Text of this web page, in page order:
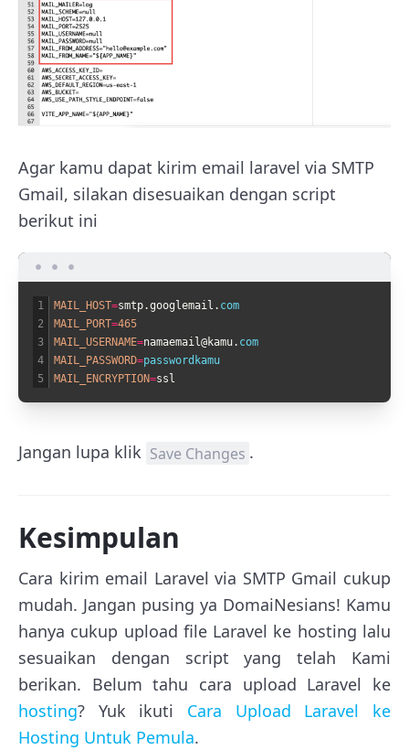
Agar kamu dapat kirim email laravel via SMTP
Gmail, silakan disesuaikan dengan script
berikut ini
1
2
3
4
5
MAIL_HOST=smtp.googlemail . com
MAIL_PORT=465
MAIL_USERNAME=namaemail@kamu. com
MAIL_PASSWORD=passwordkamu
MAIL_ENCRYPTION=ssl
Jangan lupa klik Save Changes .
Kesimpulan
Cara kirim email Laravel via SMTP Gmail cukup
mudah. Jangan pusing ya DomaiNesians! Kamu
hanya cukup upload file Laravel ke hosting lalu
sesuaikan dengan script yang telah Kami
berikan. Belum tahu cara upload Laravel ke
hosting? Yuk ikuti Cara Upload Laravel ke
Hosting Untuk Pemula.